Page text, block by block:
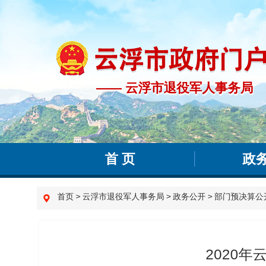
—— 云浮市退役军人事务局
—— 云浮市退役军人事务局
首 页 政
首页 > 云浮市退役军人事务局 > 政务公开 > 部门预决算公
2020年